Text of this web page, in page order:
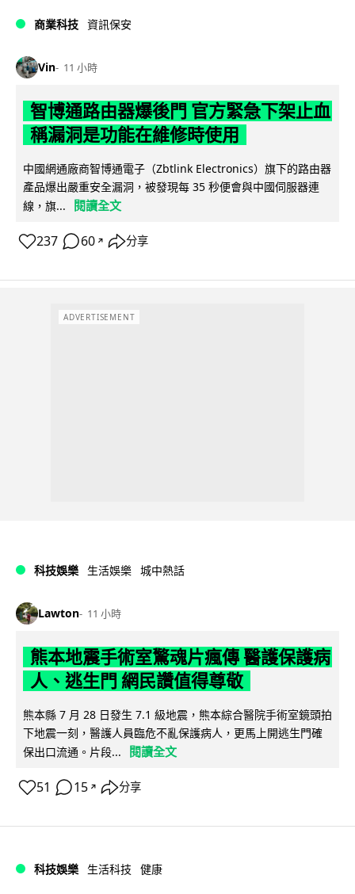
商業科技 資訊保安
Vin 11 小時
智博通路由器爆後門 官方緊急下架止血
稱漏洞是功能在維修時使用
中國網通廠商智博通電子（Zbtlink Electronics）旗下的路由器
產品爆出嚴重安全漏洞，被發現每 35 秒便會與中國伺服器連
線，旗...
閱讀全文
237 60 ↗ 分享
ADVERTISEMENT
科技娛樂 生活娛樂 城中熱話
Lawton 11 小時
熊本地震手術室驚魂片瘋傳 醫護保護病
人、逃生門 網民讚值得尊敬
熊本縣 7 月 28 日發生 7.1 級地震，熊本綜合醫院手術室鏡頭拍
下地震一刻，醫護人員臨危不亂保護病人，更馬上開逃生門確
保出口流通。片段...
閱讀全文
51 15 ↗ 分享
科技娛樂 生活科技 健康